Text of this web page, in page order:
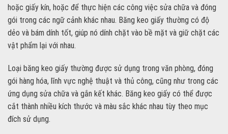
hoặc giấy kín, hoặc để thực hiện các công việc sửa chữa và đóng
gói trong các ngữ cảnh khác nhau. Băng keo giấy thường có độ
dẻo và bám dính tốt, giúp nó dính chặt vào bề mặt và giữ chặt các
vật phẩm lại với nhau.
Loại băng keo giấy thường được sử dụng trong văn phòng, đóng
gói hàng hóa, lĩnh vực nghệ thuật và thủ công, cũng như trong các
ứng dụng sửa chữa và gắn kết khác. Băng keo giấy có thể được
cắt thành nhiều kích thước và màu sắc khác nhau tùy theo mục
đích sử dụng.